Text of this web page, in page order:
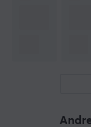
75x75 til 200x200